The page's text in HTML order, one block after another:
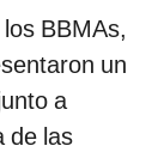
BBMAs,
un
a
de las